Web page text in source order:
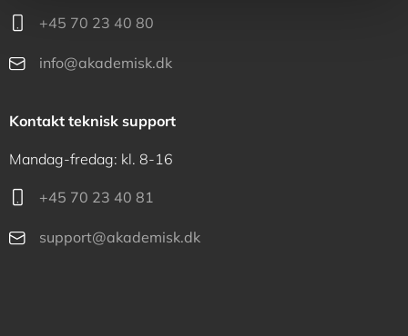
+45 70 23 40 80
info@akademisk.dk
Kontakt teknisk support
Mandag-fredag: kl. 8-16
+45 70 23 40 81
support@akademisk.dk